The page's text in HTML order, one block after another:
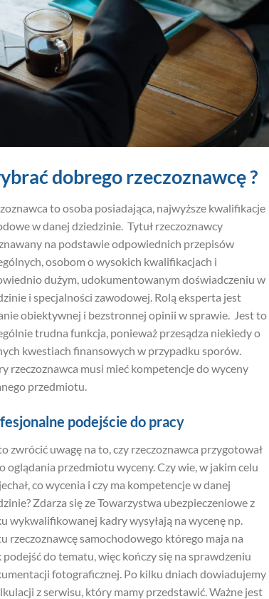
dobrego rzeczoznawcę ?
to osoba posiadająca, najwyższe kwalifikacje
w danej dziedzinie. Tytuł rzeczoznawcy
na podstawie odpowiednich przepisów
osobom o wysokich kwalifikacjach i
dużym, udokumentowanym doświadczeniu w
i specjalności zawodowej. Rolą eksperta jest
obiektywnej i bezstronnej opinii w sprawie. Jest to
trudna funkcja, ponieważ przesądza niekiedy o
kwestiach finansowych w przypadku sporów.
rzeczoznawca musi mieć kompetencje do wyceny
przedmiotu.
podejście do pracy
zwrócić uwagę na to, czy rzeczoznawca przygotował
oglądania przedmiotu wyceny. Czy wie, w jakim celu
co wycenia i czy ma kompetencje w danej
Zdarza się ze Towarzystwa ubezpieczeniowe z
wykwalifikowanej kadry wysyłają na wycenę np.
rzeczoznawcę samochodowego którego maja na
do tematu, więc kończy się na sprawdzeniu
fotograficznej. Po kilku dniach dowiadujemy
z serwisu, który mamy przedstawić. Ważne jest